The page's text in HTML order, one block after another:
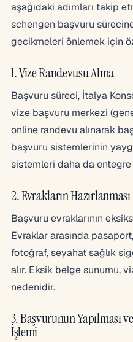
aşağıdaki adımları takip
schengen başvuru
gecikmeleri önlemek için
1. Vize Randevusu Alma
Başvuru süreci, İtalya
vize başvuru merkezi
online randevu alınarak
başvuru sistemlerinin
sistemleri daha da
2. Evrakların Hazırlanması
Başvuru evraklarının
Evraklar arasında
fotoğraf, seyahat sağlık
alır. Eksik belge sunumu,
nedenidir.
3. Başvurunun Yapılması
İşlemi